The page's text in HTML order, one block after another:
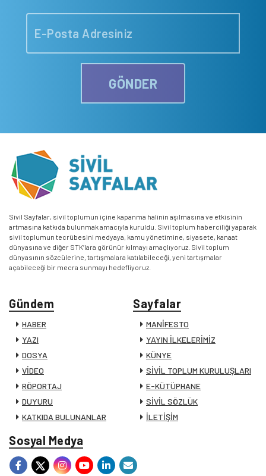
GÖNDER
Sivil Sayfalar, sivil toplumun içine kapanma halinin aşılmasına ve etkisinin
artmasına katkıda bulunmak amacıyla kuruldu. Sivil toplum haberciliği yaparak
sivil toplumun tecrübesini medyaya, kamu yönetimine, siyasete, kanaat
dünyasına ve diğer STK’lara görünür kılmayı amaçlıyoruz. Sivil toplum
dünyasının sözcülerine, tartışmalara katılabileceği, yeni tartışmalar
açabileceği bir mecra sunmayı hedefliyoruz.
Gündem
HABER
YAZI
DOSYA
VİDEO
RÖPORTAJ
DUYURU
KATKIDA BULUNANLAR
Sayfalar
MANİFESTO
YAYIN İLKELERİMİZ
KÜNYE
SİVİL TOPLUM KURULUŞLARI
E-KÜTÜPHANE
SİVİL SÖZLÜK
İLETİŞİM
Sosyal Medya